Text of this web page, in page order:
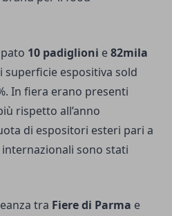
10 padiglioni e82mila
superficie espositiva sold
In fiera erano presenti
rispetto all’anno
di espositori esteri pari a
sono stati
tra Fiere di Parma e